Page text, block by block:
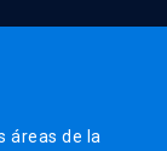
áreas de la